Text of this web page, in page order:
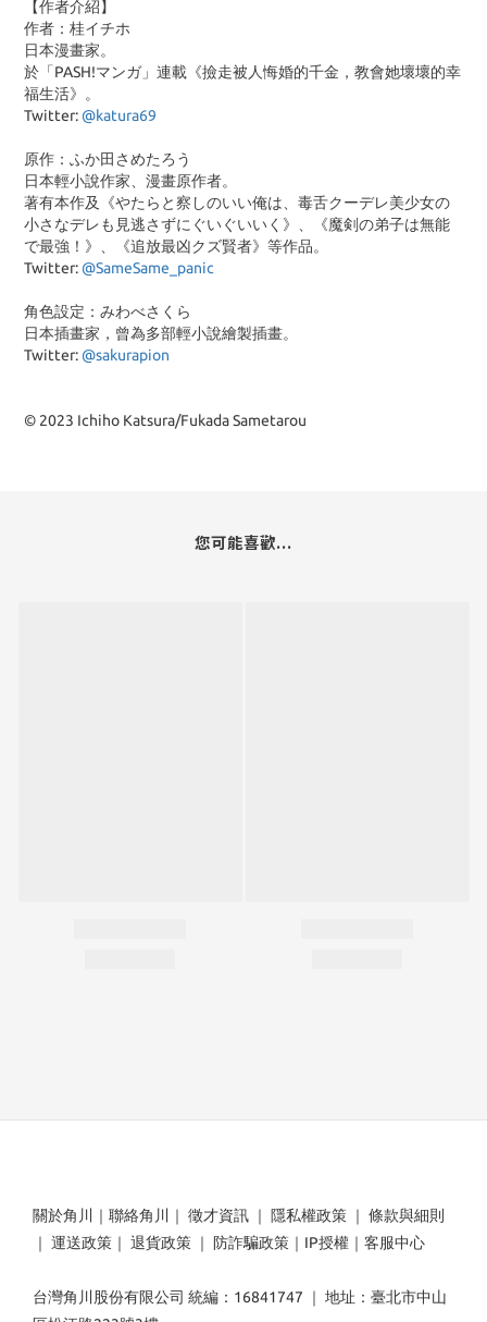
【作者介紹】
作者：桂イチホ
日本漫畫家。
於「PASH!マンガ」連載《撿走被人悔婚的千金，教會她壞壞的幸
福生活》。
Twitter: @katura69
原作：ふか田さめたろう
日本輕小說作家、漫畫原作者。
著有本作及《やたらと察しのいい俺は、毒舌クーデレ美少女の
小さなデレも見逃さずにぐいぐいいく》、《魔剣の弟子は無能
で最強！》、《追放最凶クズ賢者》等作品。
Twitter: @SameSame_panic
角色設定：みわべさくら
日本插畫家，曾為多部輕小說繪製插畫。
Twitter: @sakurapion
© 2023 Ichiho Katsura/Fukada Sametarou
您可能喜歡...
關於角川 ｜ 聯絡角川 ｜ 徵才資訊 ｜ 隱私權政策 ｜ 條款與細則
｜ 運送政策 ｜ 退貨政策 ｜ 防詐騙政策 ｜ IP授權 ｜ 客服中心
台灣角川股份有限公司 統編：16841747 ｜ 地址：臺北市中山